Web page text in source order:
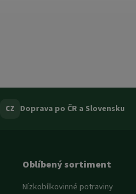
CZ Doprava po ČR a Slovensku
Oblíbený sortiment
Nízkobílkovinné potraviny